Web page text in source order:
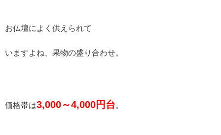
お仏壇によく供えられて
いますよね、果物の盛り合わせ。
価格帯は3,000～4,000円台。